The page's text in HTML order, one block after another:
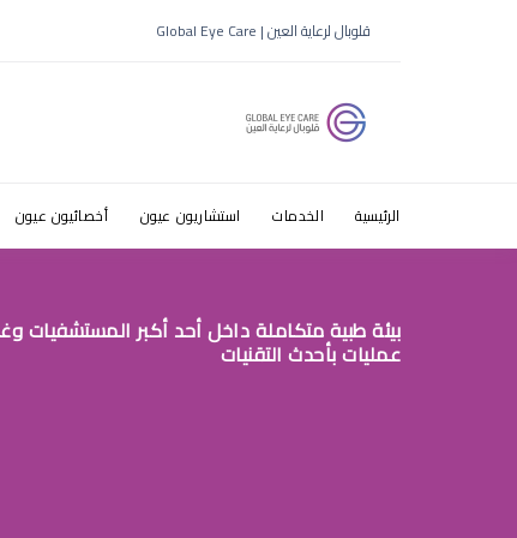
طبيب
المائية
قلوبال لرعاية العين | Global Eye Care
الرئيسية الخدمات استشاريون عيون أخصائيون عيون
بيئة طبية متكاملة داخل أحد أكبر المستشفيات
عمليات بأحدث التقنيات